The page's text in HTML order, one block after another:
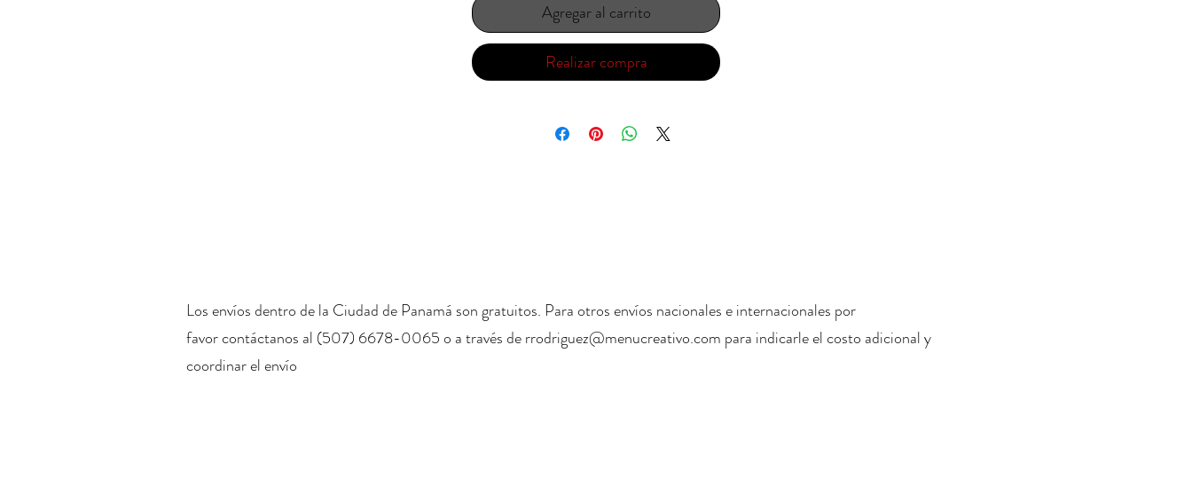
Agregar al carrito
Realizar compra
Los envíos dentro de la Ciudad de Panamá son gratuitos. Para otros envíos nacionales e internacionales por
favor contáctanos al (507) 6678-0065 o a través derrodriguez@menucreativo.com para indicarle el costo adicional y
coordinar el envío